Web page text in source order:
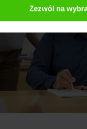
Zezwól na